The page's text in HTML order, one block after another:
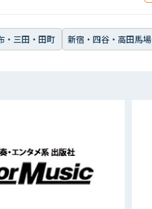
・三田・田町 新宿・四谷・高田馬場